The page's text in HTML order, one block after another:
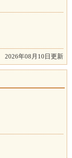
2026年08月10日更新